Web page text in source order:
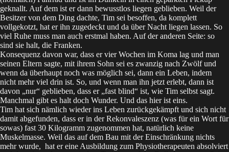
geknallt. Auf dem ist er dann bewusstlos liegen geblieben. Weil der
Besitzer von dem Ding dachte, Tim sei besoffen, da komplett
vollgekotzt, hat er ihn zugedeckt und da über Nacht liegen lassen. So
viel Ruhe muss man auch erstmal haben. Auf der anderen Seite: so
sind sie halt, die Franken.
Konsequenz davon war, dass er vier Wochen im Koma lag und man
seinen Eltern sagte, mit ihrem Sohn sei es zwanzig nach Zwölf und
wenn da überhaupt noch was möglich sei, dann ein Leben, indem
nicht mehr viel drin ist. So, und wenn man ihn jetzt erlebt, dann ist
davon „nur“ geblieben, dass er „fast blind“ ist, wie Tim selbst sagt.
Manchmal gibt es halt doch Wunder. Und das hier ist eins.
Tim hat sich nämlich wieder ins Leben zurückgekämpft und sich nicht
damit abgefunden, dass er in der Rekonvaleszenz (was für ein Wort für
sowas) fast 30 Kilogramm zugenommen hat, natürlich keine
Muskelmasse. Weil das auf dem Bau mit der Einschränkung nichts
mehr wurde, hat er eine Ausbildung zum Physiotherapeuten absolviert